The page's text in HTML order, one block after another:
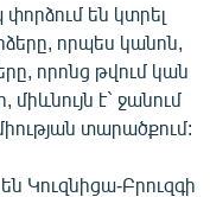
են կտրել
որպես կանոն,
որոնց թվում կան
է` ջանում
տարածքում:
Կուզնիցա-Բրուզգի